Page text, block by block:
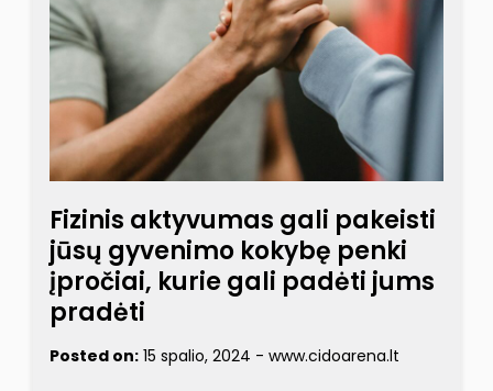
Fizinis aktyvumas gali pakeisti
jūsų gyvenimo kokybę penki
įpročiai, kurie gali padėti jums
pradėti
Posted on: 15 spalio, 2024 - www.cidoarena.lt